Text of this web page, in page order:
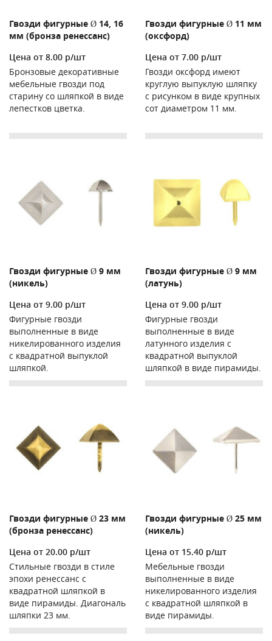
Гвозди фигурные Ø 14, 16
мм (бронза ренессанс)
Цена от 8.00 р/шт
Бронзовые декоративные
мебельные гвозди под
старину со шляпкой в виде
лепестков цветка.
Гвозди фигурные Ø 11 мм
(оксфорд)
Цена от 7.00 р/шт
Гвозди оксфорд имеют
круглую выпуклую шляпку
с рисунком в виде крупных
сот диаметром 11 мм.
Гвозди фигурные Ø 9 мм
(никель)
Цена от 9.00 р/шт
Фигурные гвозди
выполненные в виде
никелированного изделия
с квадратной выпуклой
шляпкой.
Гвозди фигурные Ø 9 мм
(латунь)
Цена от 9.00 р/шт
Фигурные гвозди
выполненные в виде
латунного изделия с
квадратной выпуклой
шляпкой в виде пирамиды.
Гвозди фигурные Ø 23 мм
(бронза ренессанс)
Цена от 20.00 р/шт
Стильные гвозди в стиле
эпохи ренессанс с
квадратной шляпкой в
виде пирамиды. Диагональ
шляпки 23 мм.
Гвозди фигурные Ø 25 мм
(никель)
Цена от 15.40 р/шт
Мебельные гвозди
выполненные в виде
никелированного изделия
с квадратной шляпкой в
виде пирамиды.